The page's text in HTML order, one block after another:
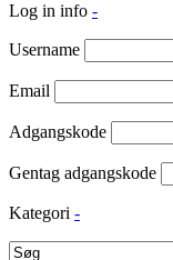
Log in info -
Username
Email
Adgangskode
Gentag adgangskode
Kategori -